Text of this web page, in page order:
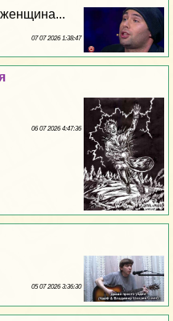
07 07 2026 1:38:47
06 07 2026 4:47:36
05 07 2026 3:36:30